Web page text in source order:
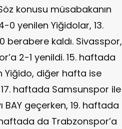
konusu müsabakanın
0 yenilen Yiğidolar, 13.
berabere kaldı. Sivasspor,
2-1 yenildi. 15. haftada
Yiğido, diğer hafta ise
haftada Samsunspor ile
geçerken, 19. haftada
da Trabzonspor’a